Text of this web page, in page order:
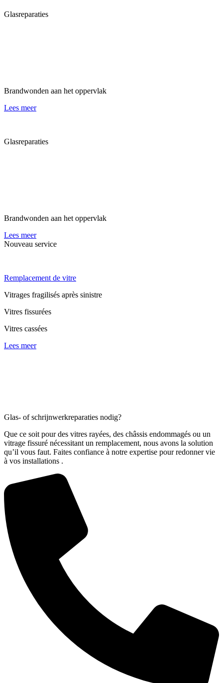
Glasreparaties
Brandwonden aan het oppervlak
Lees meer
Glasreparaties
Brandwonden aan het oppervlak
Lees meer
Nouveau service
Remplacement de vitre
Vitrages fragilisés après sinistre
Vitres fissurées
Vitres cassées
Lees meer
Glas- of schrijnwerkreparaties nodig?
Que ce soit pour des vitres rayées, des châssis endommagés ou un
vitrage fissuré nécessitant un remplacement, nous avons la solution
qu’il vous faut. Faites confiance à notre expertise pour redonner vie
à vos installations .